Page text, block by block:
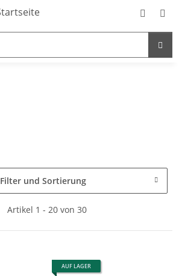
Filter und Sortierung
Artikel 1 - 20 von 30
AUF LAGER